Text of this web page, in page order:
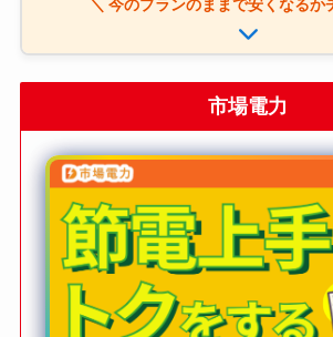
＼ 今のプランのままで安くなるか
市場電力